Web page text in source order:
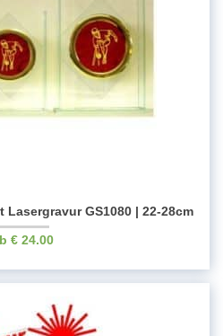
GS1080 | 22-28cm
€24.00